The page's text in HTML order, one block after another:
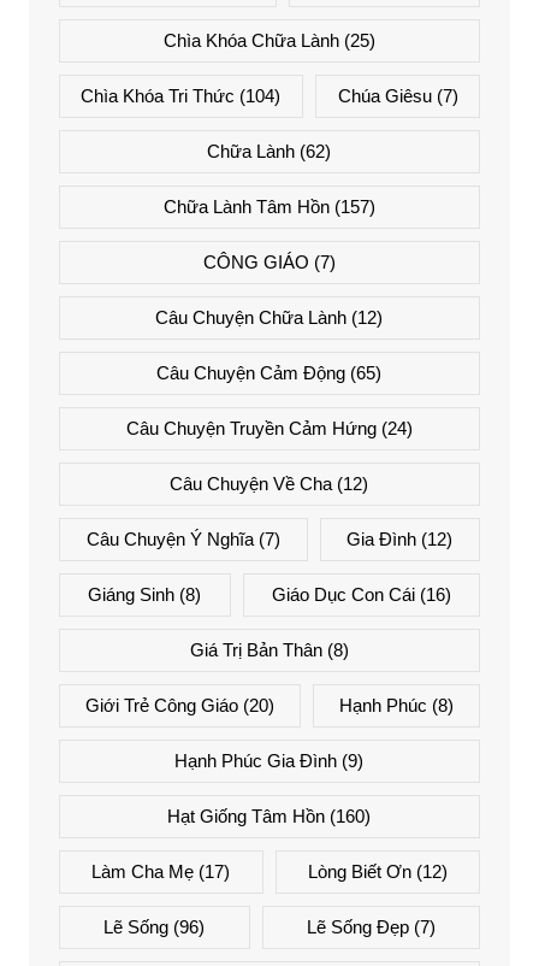
Chìa Khóa Chữa Lành(25)
Chìa Khóa Tri Thức (104) Chúa Giêsu(7)
Chữa Lành (62)
Chữa Lành Tâm Hồn(157)
CÔNG GIÁO (7)
Câu Chuyện Chữa Lành (12)
Câu Chuyện Cảm Động (65)
Câu Chuyện Truyền Cảm Hứng(24)
Câu Chuyện Về Cha (12)
Câu Chuyện Ý Nghĩa(7) Gia Đình (12)
Giáng Sinh (8) Giáo Dục Con Cái(16)
Giá Trị Bản Thân(8)
Giới Trẻ Công Giáo(20) Hạnh Phúc (8)
Hạnh Phúc Gia Đình (9)
Hạt Giống Tâm Hồn (160)
Làm Cha Mẹ (17) Lòng Biết Ơn(12)
Lẽ Sống (96) Lẽ Sống Đẹp(7)